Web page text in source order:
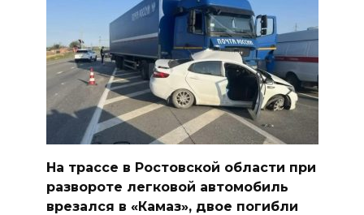
На трассе в Ростовской области при
развороте легковой автомобиль
врезался в «Камаз», двое погибли